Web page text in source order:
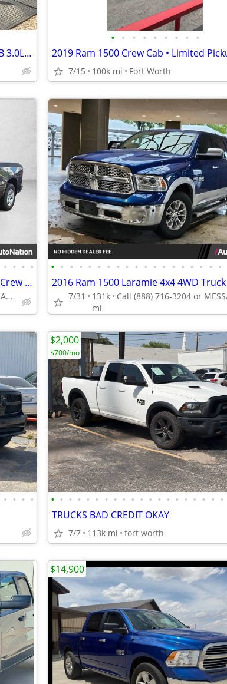
2020 RAM 1500 2WD V6 TDSL CREW CAB 3.0L LONE STAR
• • • • • • • • •
7/15 100k mi Fort Worth
• • • •
2021 Ram 1500 Lone Star Truck Dodge Crew cab AUTONATION
Call (855) 540-2359 or MESSAGE/CHAT to confirm availability
• • • • • • • • • • • • • • • • • • •
7/31
131k
mi
• • • • • • • • • • • • • • • • • • • • • • • •
TRUCKS BAD CREDIT OKAY
7/7 113k mi fort worth
$2,000
$700/mo
$14,900